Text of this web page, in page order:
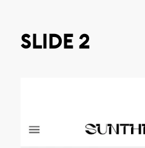
SLIDE 2